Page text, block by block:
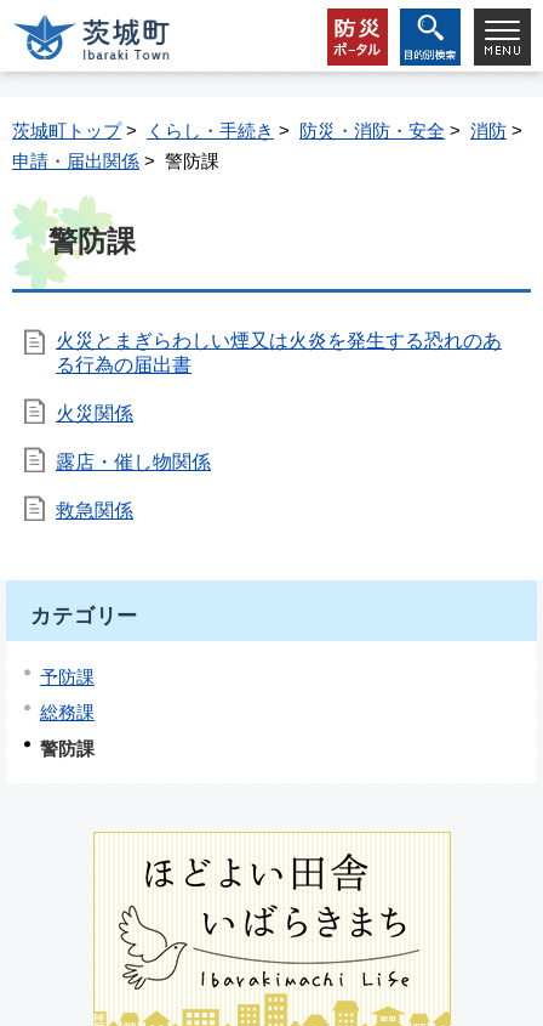
茨城町トップ> くらし・手続き > 防災・消防・安全 > 消防 >
申請・届出関係 > 警防課
警防課
火災とまぎらわしい煙又は火炎を発生する恐れのあ
る行為の届出書
火災関係
露店・催し物関係
救急関係
カテゴリー
予防課
総務課
警防課